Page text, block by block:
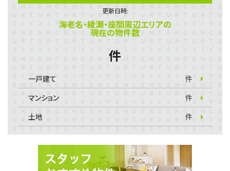
更新日時:
海老名・綾瀬・座間周辺エリアの
現在の物件数
件
一戸建て
件
マンション
件
土地
件